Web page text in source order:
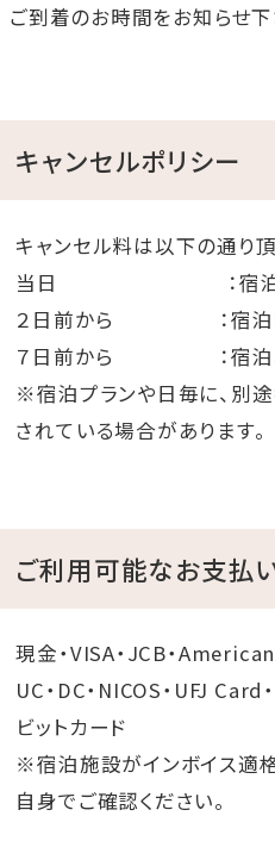
ご到着のお時間をお知らせ下
キャンセルポリシー
キャンセル料は以下の通り頂
当日 ：宿泊料金
２日前から ：宿泊料
７日前から ：宿泊料
※宿泊プランや日毎に、別
されている場合があります。
ご利用可能なお支払
現金・VISA・JCB・
UC・DC・NICOS・UFJ
ビットカード
※宿泊施設がインボイス適
自身でご確認ください。